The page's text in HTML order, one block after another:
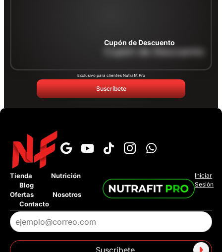
Cupón de Descuento
Cupón de Descuento
Exclusivo para clientes Nutrafit Pro
Suscríbete
Tienda
Nutrición
Blog
Ofertas
Nosotros
Contacto
Iniciar
Sesión
Suscríbete
¿Cuál es el tiempo de entrega? ›
¿Tienen pago contra entrega? ›
¿Tienen tienda fisica? ›